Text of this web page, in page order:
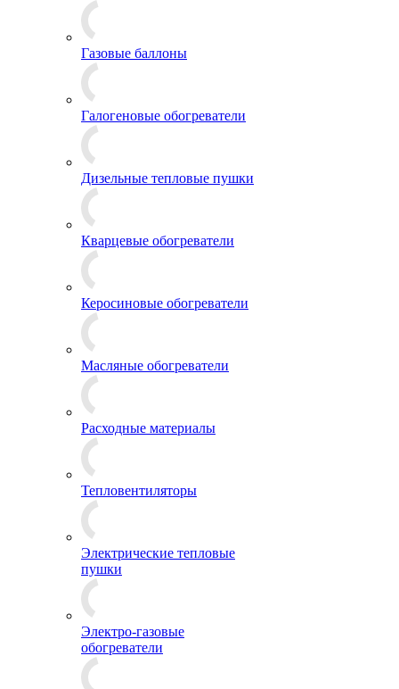
Газовые баллоны
Галогеновые обогреватели
Дизельные тепловые пушки
Кварцевые обогреватели
Керосиновые обогреватели
Масляные обогреватели
Расходные материалы
Тепловентиляторы
Электрические тепловые
пушки
Электро-газовые
обогреватели